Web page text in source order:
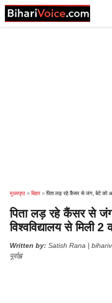
Skip
to
content
मुख्यपृष्ठ » बिहार » पिता लड़ रहे कैंसर से जंग, बेटे को
पिता लड़ रहे कैंसर से
विश्वविद्यालय से मिली
Written by: Satish Rana |
पूर्वाह्न